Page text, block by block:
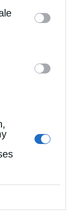
by us to
περιοχής
να
Μονής. Τον
του
έναν